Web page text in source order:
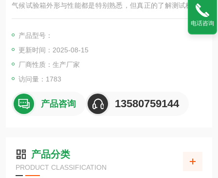
气候试验箱外形与性能都是特别熟悉，但真正的了解测试标准范
围还是不够的，今天我们就详细为大家讲解下这款设备的各个方
产品型号：
更新时间：2025-08-15
厂商性质：生产厂家
访问量：1783
产品咨询 13580759144
产品分类
PRODUCT CLASSIFICATION
电话咨询